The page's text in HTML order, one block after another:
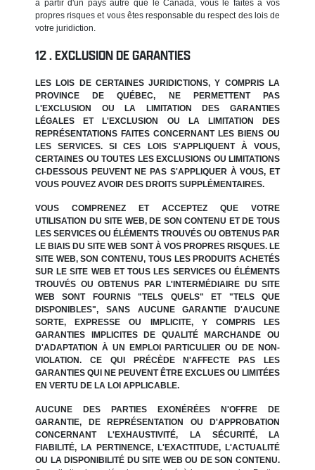
à partir d'un pays autre que le Canada, vous le faites à vos
propres risques et vous êtes responsable du respect des lois de
votre juridiction.
EXCLUSION DE GARANTIES
LES LOIS DE CERTAINES JURIDICTIONS, Y COMPRIS LA
PROVINCE DE QUÉBEC, NE PERMETTENT PAS
L'EXCLUSION OU LA LIMITATION DES GARANTIES
LÉGALES ET L'EXCLUSION OU LA LIMITATION DES
REPRÉSENTATIONS FAITES CONCERNANT LES BIENS OU
LES SERVICES. SI CES LOIS S'APPLIQUENT À VOUS,
CERTAINES OU TOUTES LES EXCLUSIONS OU LIMITATIONS
CI-DESSOUS PEUVENT NE PAS S'APPLIQUER À VOUS, ET
VOUS POUVEZ AVOIR DES DROITS SUPPLÉMENTAIRES.
VOUS COMPRENEZ ET ACCEPTEZ QUE VOTRE
UTILISATION DU SITE WEB, DE SON CONTENU ET DE TOUS
LES SERVICES OU ÉLÉMENTS TROUVÉS OU OBTENUS PAR
LE BIAIS DU SITE WEB SONT À VOS PROPRES RISQUES. LE
SITE WEB, SON CONTENU, TOUS LES PRODUITS ACHETÉS
SUR LE SITE WEB ET TOUS LES SERVICES OU ÉLÉMENTS
TROUVÉS OU OBTENUS PAR L'INTERMÉDIAIRE DU SITE
WEB SONT FOURNIS "TELS QUELS" ET "TELS QUE
DISPONIBLES", SANS AUCUNE GARANTIE D'AUCUNE
SORTE, EXPRESSE OU IMPLICITE, Y COMPRIS LES
GARANTIES IMPLICITES DE QUALITÉ MARCHANDE OU
D'ADAPTATION À UN EMPLOI PARTICULIER OU DE NON-
VIOLATION. CE QUI PRÉCÈDE N'AFFECTE PAS LES
GARANTIES QUI NE PEUVENT ÊTRE EXCLUES OU LIMITÉES
EN VERTU DE LA LOI APPLICABLE.
AUCUNE DES PARTIES EXONÉRÉES N'OFFRE DE
GARANTIE, DE REPRÉSENTATION OU D'APPROBATION
CONCERNANT L'EXHAUSTIVITÉ, LA SÉCURITÉ, LA
FIABILITÉ, LA PERTINENCE, L'EXACTITUDE, L'ACTUALITÉ
OU LA DISPONIBILITÉ DU SITE WEB OU DE SON CONTENU.